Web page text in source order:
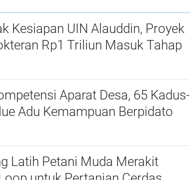
Kesiapan UIN Alauddin, Proyek
Rp1 Triliun Masuk Tahap
Aparat Desa, 65 Kadus-
Adu Kemampuan Berpidato
Latih Petani Muda Merakit